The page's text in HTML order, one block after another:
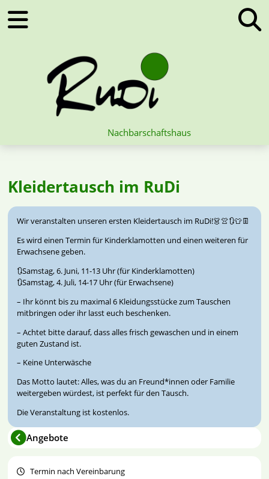
Nachbarschaftshaus
Kleidertausch im RuDi
Wir veranstalten unseren ersten Kleidertausch im RuDi!👗👚🔃👕👖
Es wird einen Termin für Kinderklamotten und einen weiteren für
Erwachsene geben.
🔃Samstag, 6. Juni, 11-13 Uhr (für Kinderklamotten)
🔃Samstag, 4. Juli, 14-17 Uhr (für Erwachsene)
– Ihr könnt bis zu maximal 6 Kleidungsstücke zum Tauschen
mitbringen oder ihr lasst euch beschenken.
– Achtet bitte darauf, dass alles frisch gewaschen und in einem
guten Zustand ist.
– Keine Unterwäsche
Das Motto lautet: Alles, was du an Freund*innen oder Familie
weitergeben würdest, ist perfekt für den Tausch.
Die Veranstaltung ist kostenlos.
Angebote
Termin nach Vereinbarung